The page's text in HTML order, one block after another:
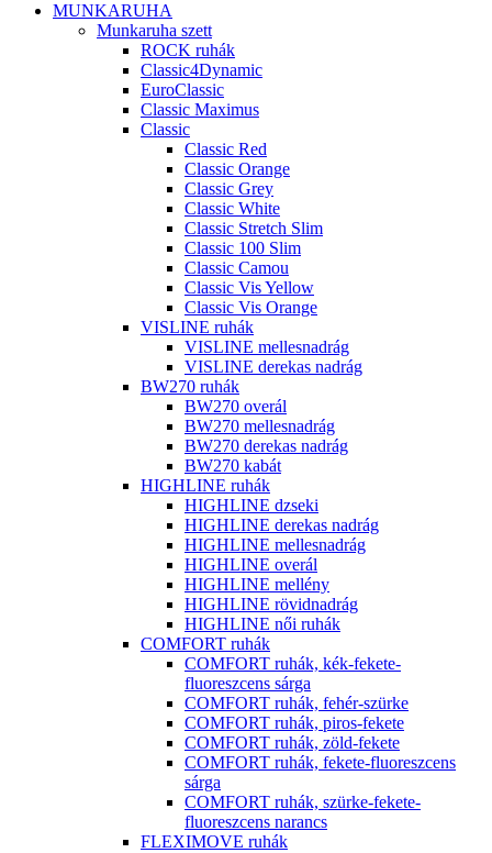
MUNKARUHA
Munkaruha szett
ROCK ruhák
Classic4Dynamic
EuroClassic
Classic Maximus
Classic
Classic Red
Classic Orange
Classic Grey
Classic White
Classic Stretch Slim
Classic 100 Slim
Classic Camou
Classic Vis Yellow
Classic Vis Orange
VISLINE ruhák
VISLINE mellesnadrág
VISLINE derekas nadrág
BW270 ruhák
BW270 overál
BW270 mellesnadrág
BW270 derekas nadrág
BW270 kabát
HIGHLINE ruhák
HIGHLINE dzseki
HIGHLINE derekas nadrág
HIGHLINE mellesnadrág
HIGHLINE overál
HIGHLINE mellény
HIGHLINE rövidnadrág
HIGHLINE női ruhák
COMFORT ruhák
COMFORT ruhák, kék-fekete-
fluoreszcens sárga
COMFORT ruhák, fehér-szürke
COMFORT ruhák, piros-fekete
COMFORT ruhák, zöld-fekete
COMFORT ruhák, fekete-fluoreszcens
sárga
COMFORT ruhák, szürke-fekete-
fluoreszcens narancs
FLEXIMOVE ruhák